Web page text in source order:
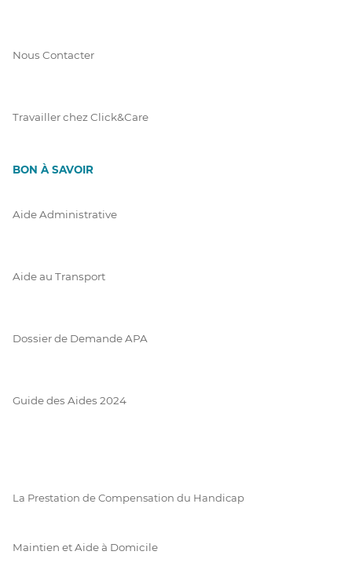
Nous Contacter
Travailler chez Click&Care
BON À SAVOIR
Aide Administrative
Aide au Transport
Dossier de Demande APA
Guide des Aides 2024
La Prestation de Compensation du Handicap
Maintien et Aide à Domicile